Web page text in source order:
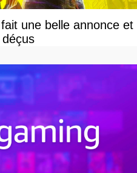
une belle annonce et